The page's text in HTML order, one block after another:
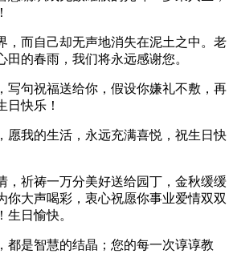
，而自己却无声地消失在泥土之中。老
田的春雨，我们将永远感谢您。
写句祝福送给你，假设你嫌礼不敷，再
日快乐！
愿我的生活，永远充满喜悦，祝生日快
，祈祷一万分美好送给园丁，金秋缓缓
你大声喝彩，衷心祝愿你事业爱情双双
生日愉快。
都是智慧的结晶；您的每一次谆谆教